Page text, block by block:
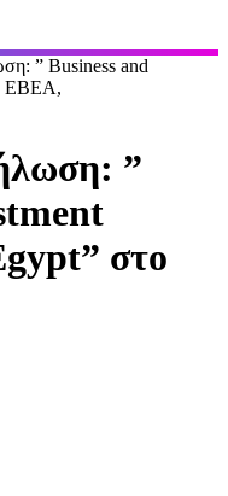
” Business and
ΕΒΕΑ,
”
στο